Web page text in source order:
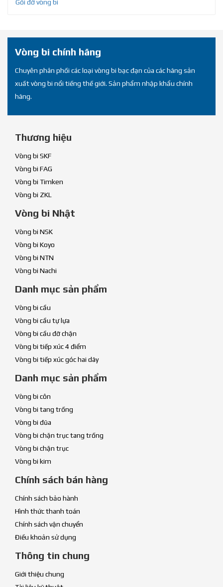
Gối đỡ vòng bi
Vòng bi chính hãng
Chuyên phân phối các loại vòng bi bạc đạn của các hãng sản
xuất vòng bi nổi tiếng thế giới. Sản phẩm nhập khẩu chính
hãng.
Thương hiệu
Vòng bi SKF
Vòng bi FAG
Vòng bi Timken
Vòng bi ZKL
Vòng bi Nhật
Vòng bi NSK
Vòng bi Koyo
Vòng bi NTN
Vòng bi Nachi
Danh mục sản phẩm
Vòng bi cầu
Vòng bi cầu tự lựa
Vòng bi cầu đỡ chặn
Vòng bi tiếp xúc 4 điểm
Vòng bi tiếp xúc góc hai dãy
Danh mục sản phẩm
Vòng bi côn
Vòng bi tang trống
Vòng bi đũa
Vòng bi chặn trục tang trống
Vòng bi chặn trục
Vòng bi kim
Chính sách bán hàng
Chính sách bảo hành
Hình thức thanh toán
Chính sách vận chuyển
Điều khoản sử dụng
Thông tin chung
Giới thiệu chung